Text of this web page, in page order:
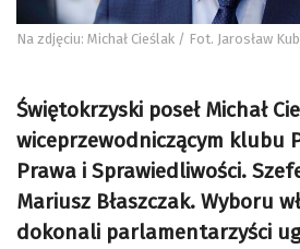
Na zdjęciu: Michał Cieślak / Fot. Jarosław
Świętokrzyski poseł Michał
wiceprzewodniczącym klubu
Prawa i Sprawiedliwości.
Mariusz Błaszczak. Wyboru
dokonali parlamentarzyści